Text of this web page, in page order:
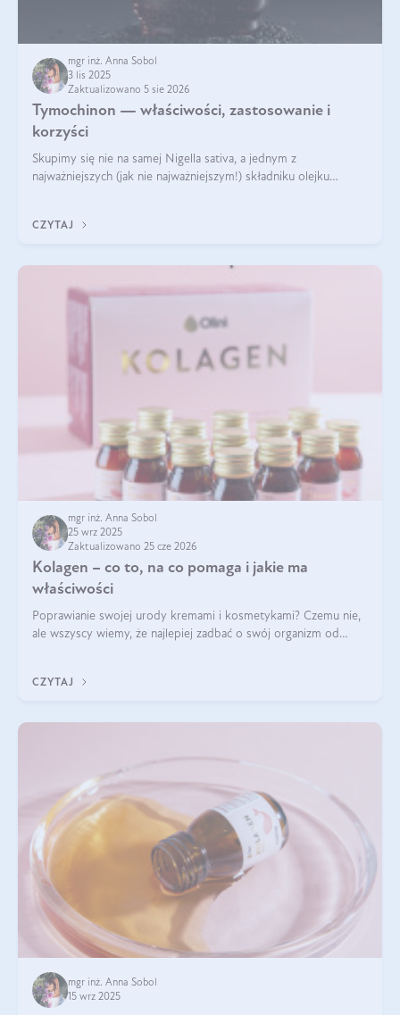
mgr inż. Anna Sobol
3 lis 2025
Zaktualizowano 5 sie 2026
Tymochinon — właściwości, zastosowanie i
korzyści
Skupimy się nie na samej Nigella sativa, a jednym z
najważniejszych (jak nie najważniejszym!) składniku olejku
CZYTAJ
mgr inż. Anna Sobol
25 wrz 2025
Zaktualizowano 25 cze 2026
Kolagen – co to, na co pomaga i jakie ma
właściwości
Poprawianie swojej urody kremami i kosmetykami? Czemu nie,
ale wszyscy wiemy, że najlepiej zadbać o swój organizm od
wysokiej jakości suplem
CZYTAJ
mgr inż. Anna Sobol
15 wrz 2025